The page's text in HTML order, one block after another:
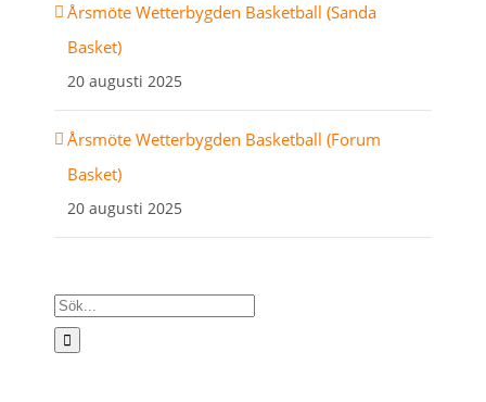
Årsmöte Wetterbygden Basketball (Sanda
Basket)
20 augusti 2025
Årsmöte Wetterbygden Basketball (Forum
Basket)
20 augusti 2025
Sök
efter: